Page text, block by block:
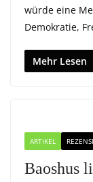
würde eine
Demokratie,
Mehr Lesen
ARTIKEL
Baoshus